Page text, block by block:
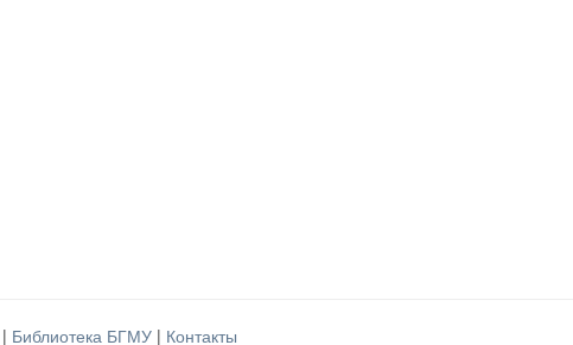
| Библиотека БГМУ | Контакты